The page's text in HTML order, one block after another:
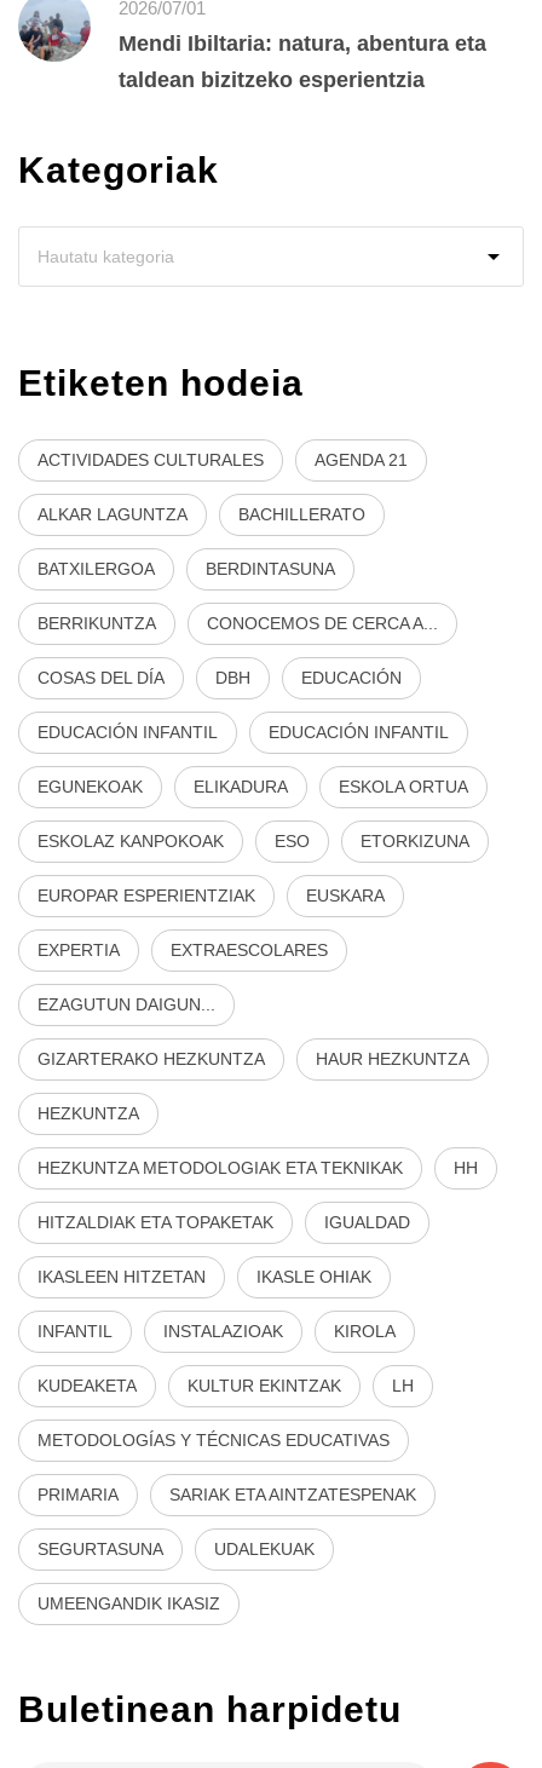
2026/07/01
Mendi Ibiltaria: natura, abentura eta
taldean bizitzeko esperientzia
Kategoriak
Etiketen hodeia
ACTIVIDADES CULTURALES AGENDA 21
ALKAR LAGUNTZA BACHILLERATO
BATXILERGOA BERDINTASUNA
BERRIKUNTZA CONOCEMOS DE CERCA A...
COSAS DEL DÍA DBH EDUCACIÓN
EDUCACIÓN INFANTIL EDUCACIÓN INFANTIL
EGUNEKOAK ELIKADURA ESKOLA ORTUA
ESKOLAZ KANPOKOAK ESO ETORKIZUNA
EUROPAR ESPERIENTZIAK EUSKARA
EXPERTIA EXTRAESCOLARES
EZAGUTUN DAIGUN...
GIZARTERAKO HEZKUNTZA HAUR HEZKUNTZA
HEZKUNTZA
HEZKUNTZA METODOLOGIAK ETA TEKNIKAK HH
HITZALDIAK ETA TOPAKETAK IGUALDAD
IKASLEEN HITZETAN IKASLE OHIAK
INFANTIL INSTALAZIOAK KIROLA
KUDEAKETA KULTUR EKINTZAK LH
METODOLOGÍAS Y TÉCNICAS EDUCATIVAS
PRIMARIA SARIAK ETA AINTZATESPENAK
SEGURTASUNA UDALEKUAK
UMEENGANDIK IKASIZ
Buletinean harpidetu